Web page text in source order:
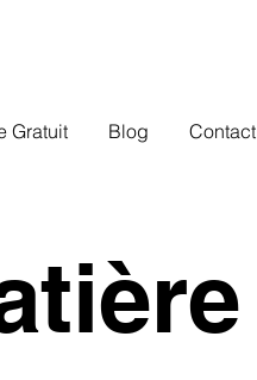
Gratuit Blog Contact